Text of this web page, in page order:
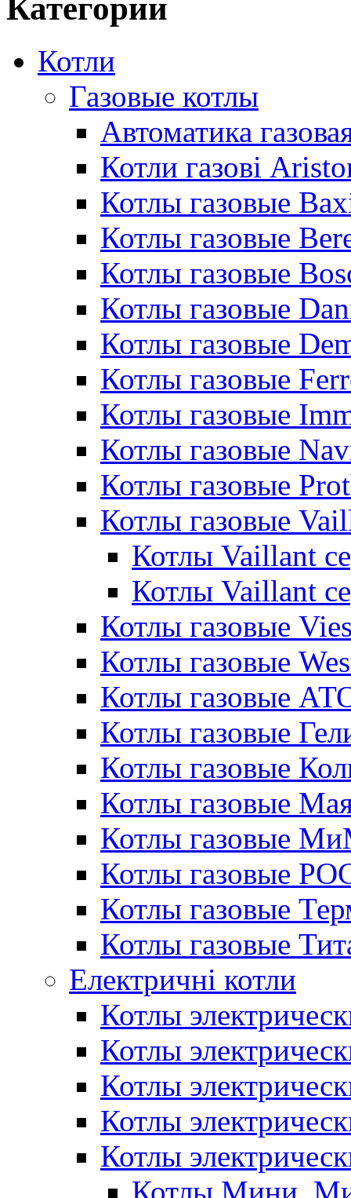
Категории
Котли
Газовые котлы
Автоматика
Котли газові
Котлы газовые
Котлы газовые
Котлы газовые
Котлы газовые
Котлы газовые
Котлы газовые
Котлы газовые
Котлы газовые
Котлы газовые
Котлы газовые
Котлы Vaillant
Котлы Vaillant
Котлы газовые
Котлы газовые
Котлы газовые
Котлы газовые
Котлы газовые
Котлы газовые
Котлы газовые
Котлы газовые
Котлы газовые
Котлы газовые
Електричні котли
Котлы
Котлы
Котлы
Котлы
Котлы
Котлы Мини,